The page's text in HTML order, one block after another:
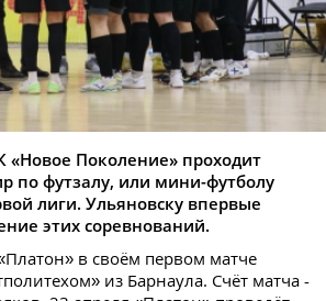
«Новое Поколение» проходит
по футзалу, или мини-футболу
лиги. Ульяновску впервые
этих соревнований.
в своём первом матче
из Барнаула. Счёт матча -